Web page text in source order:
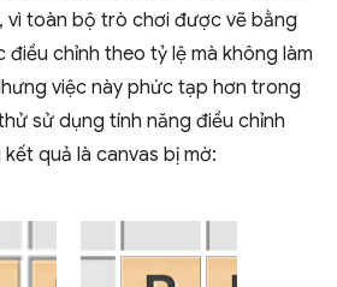
vì toàn bộ trò chơi được vẽ bằng
chỉnh theo tỷ lệ mà không làm
việc này phức tạp hơn trong
sử dụng tính năng điều chỉnh
quả là canvas bị mờ: